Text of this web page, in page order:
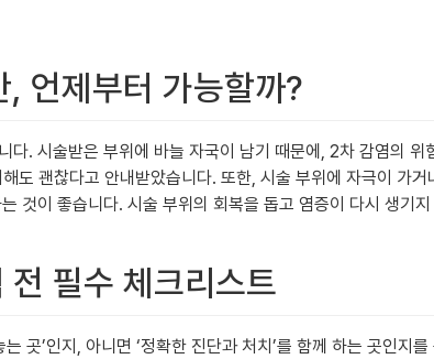
언제부터 가능할까?
. 시술받은 부위에 바늘 자국이 남기 때문에, 2차 감염의
괜찮다고 안내받았습니다. 또한, 시술 부위에 자극이 가
것이 좋습니다. 시술 부위의 회복을 돕고 염증이 다시 생기
필수 체크리스트
곳’인지, 아니면 ‘정확한 진단과 처치’를 함께 하는 곳인